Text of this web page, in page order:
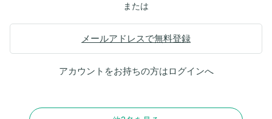
または
メールアドレスで無料登録
アカウントをお持ちの方はログインへ